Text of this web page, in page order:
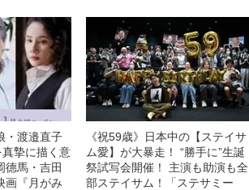
・渡邉直子
真摯に描く意
德馬・吉田
画『月がみ
《祝59歳》日本中の【ステイサ
ム愛】が大暴走！ “勝手に”生誕
祭試写会開催！ 主演も助演も全
部ステイサム！「ステサミー